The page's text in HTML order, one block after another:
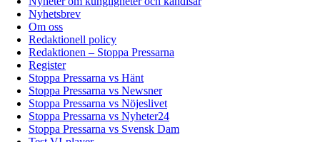
Nyhetsbrev
Om oss
Redaktionell policy
Redaktionen – Stoppa Pressarna
Register
Stoppa Pressarna vs Hänt
Stoppa Pressarna vs Newsner
Stoppa Pressarna vs Nöjeslivet
Stoppa Pressarna vs Nyheter24
Stoppa Pressarna vs Svensk Dam